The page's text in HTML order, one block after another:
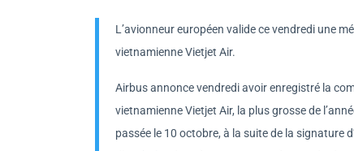
L’avionneur européen valide ce vendredi une
vietnamienne Vietjet Air.
Airbus annonce vendredi avoir enregistré la
vietnamienne Vietjet Air, la plus grosse de
passée le 10 octobre, à la suite de la signature